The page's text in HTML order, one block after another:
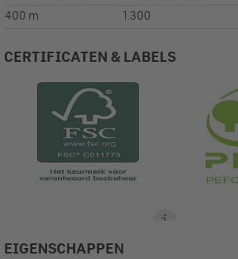
400 m 1.300
CERTIFICATEN & LABELS
EIGENSCHAPPEN